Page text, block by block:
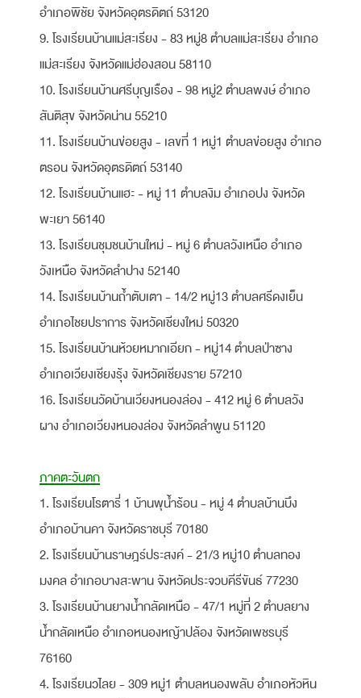
อำเภอพิชัย จังหวัดอุตรดิตถ์ 53120
9. โรงเรียนบ้านแม่สะเรียง - 83 หมู่8 ตำบลแม่สะเรียง อำเภอ
แม่สะเรียง จังหวัดแม่ฮ่องสอน 58110
10. โรงเรียนบ้านศรีบุญเรือง - 98 หมู่2 ตำบลพงษ์ อำเภอ
สันติสุข จังหวัดน่าน 55210
11. โรงเรียนบ้านข่อยสูง - เลขที่ 1 หมู่1 ตำบลข่อยสูง อำเภอ
ตรอน จังหวัดอุตรดิตถ์ 53140
12. โรงเรียนบ้านแฮะ - หมู่ 11 ตำบลงิม อำเภอปง จังหวัด
พะเยา 56140
13. โรงเรียนชุมชนบ้านใหม่ - หมู่ 6 ตำบลวังเหนือ อำเภอ
วังเหนือ จังหวัดลำปาง 52140
14. โรงเรียนบ้านถ้ำตับเตา - 14/2 หมู่13 ตำบลศรีดงเย็น
อำเภอไชยปราการ จังหวัดเชียงใหม่ 50320
15. โรงเรียนบ้านห้วยหมากเอียก - หมู่14 ตำบลป่าซาง
อำเภอเวียงเชียงรุ้ง จังหวัดเชียงราย 57210
16. โรงเรียนวัดบ้านเวียงหนองล่อง - 412 หมู่ 6 ตำบลวัง
ผาง อำเภอเวียงหนองล่อง จังหวัดลำพูน 51120
ภาคตะวันตก
1. โรงเรียนโรตารี่ 1 บ้านพุน้ำร้อน - หมู่ 4 ตำบลบ้านบึง
อำเภอบ้านคา จังหวัดราชบุรี 70180
2. โรงเรียนบ้านราษฎร์ประสงค์ - 21/3 หมู่10 ตำบลทอง
มงคล อำเภอบางสะพาน จังหวัดประจวบคีรีขันธ์ 77230
3. โรงเรียนบ้านยางน้ำกลัดเหนือ - 47/1 หมู่ที่ 2 ตำบลยาง
น้ำกลัดเหนือ อำเภอหนองหญ้าปล้อง จังหวัดเพชรบุรี
76160
4. โรงเรียนวไลย - 309 หมู่1 ตำบลหนองพลับ อำเภอหัวหิน